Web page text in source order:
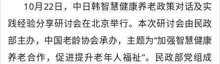
10月22日， 中日韩智慧健康养老政策对话及实
践经验分享研讨会在北京举行。本次研讨会由民政
部主办，中国老龄协会承办，主题为“加强智慧健康
养老合作，促进提升老年人福祉”。民政部党组成